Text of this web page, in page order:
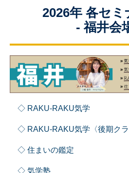
認定講師資格試験
講師の紹介
入会について
開運MAPS
2026年 各セミ
- 福井会
◇ RAKU-RAKU気学
◇ RAKU-RAKU気学〈後期クラ
◇ 住まいの鑑定
◇ 気学塾